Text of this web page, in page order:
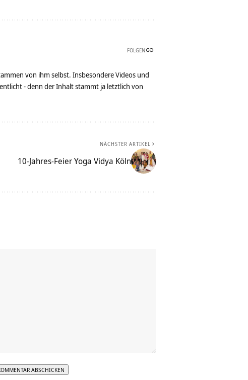
FOLGEN
von ihm selbst. Insbesondere Videos und
- denn der Inhalt stammt ja letztlich von
NÄCHSTER ARTIKEL
10-Jahres-Feier Yoga Vidya Köln